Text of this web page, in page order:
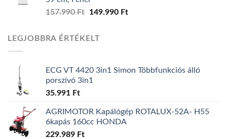
157.990Ft
Original
149.990 FtCurrent
LEGJOBBRA ÉRTÉKELT
ECG VT 4420 3in1 Simon Többfunkciós álló
porszívó 3in1
35.991 Ft
AGRIMOTOR Kapálógép ROTALUX-52A- H55
6kapás 160cc HONDA
229.989 Ft